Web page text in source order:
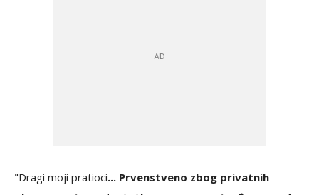
"Dragi moji pratioci... Prvenstveno zbog privatnih